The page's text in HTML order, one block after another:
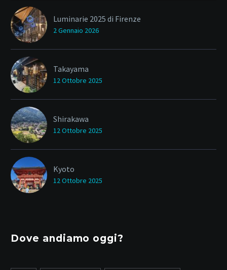
Luminarie 2025 di Firenze
2 Gennaio 2026
Takayama
12 Ottobre 2025
Shirakawa
12 Ottobre 2025
Kyoto
12 Ottobre 2025
Dove andiamo oggi?